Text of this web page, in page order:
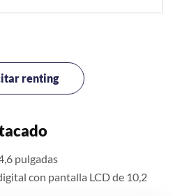
renting
pulgadas
con pantalla LCD de 10,2